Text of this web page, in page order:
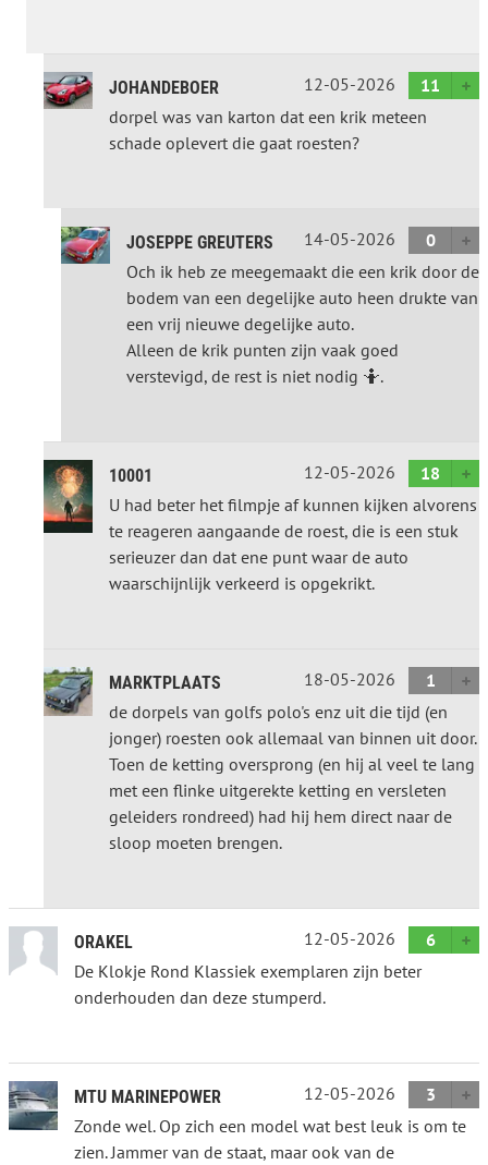
JOHANDEBOER 12-05-2026
11
dorpel was van karton dat een krik meteen
schade oplevert die gaat roesten?
JOSEPPE GREUTERS 14-05-2026
0
Och ik heb ze meegemaakt die een krik door de
bodem van een degelijke auto heen drukte van
een vrij nieuwe degelijke auto.
Alleen de krik punten zijn vaak goed
verstevigd, de rest is niet nodig 🤷.
10001 12-05-2026
18
U had beter het filmpje af kunnen kijken alvorens
te reageren aangaande de roest, die is een stuk
serieuzer dan dat ene punt waar de auto
waarschijnlijk verkeerd is opgekrikt.
MARKTPLAATS 18-05-2026
1
de dorpels van golfs polo's enz uit die tijd (en
jonger) roesten ook allemaal van binnen uit door.
Toen de ketting oversprong (en hij al veel te lang
met een flinke uitgerekte ketting en versleten
geleiders rondreed) had hij hem direct naar de
sloop moeten brengen.
ORAKEL 12-05-2026
6
De Klokje Rond Klassiek exemplaren zijn beter
onderhouden dan deze stumperd.
MTU MARINEPOWER 12-05-2026
3
Zonde wel. Op zich een model wat best leuk is om te
zien. Jammer van de staat, maar ook van de